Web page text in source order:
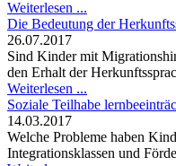
Weiterlesen ...
Die Bedeutung der
26.07.2017
Sind Kinder mit
den Erhalt der
Weiterlesen ...
Soziale Teilhabe
14.03.2017
Welche Probleme haben
Integrationsklassen und